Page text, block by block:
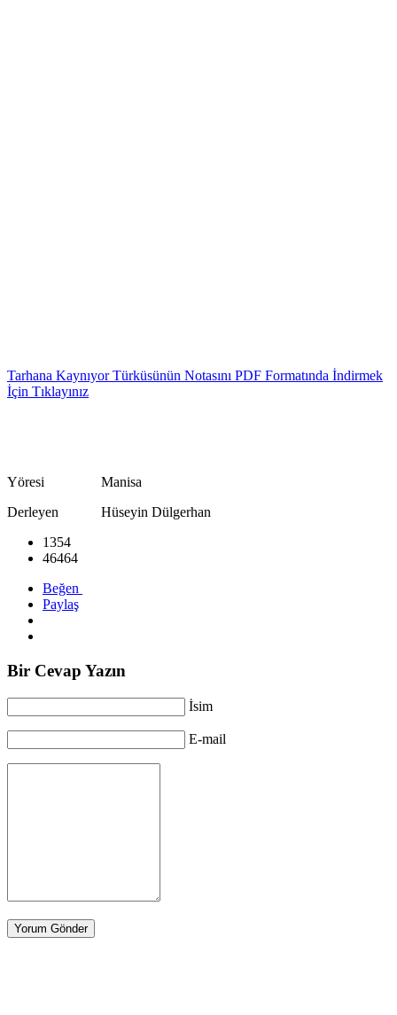
Tarhana Kaynıyor Türküsünün Notasını PDF Formatında İndirmek
İçin Tıklayınız
Yöresi Manisa
Derleyen Hüseyin Dülgerhan
1354
46464
Beğen
Paylaş
Bir Cevap Yazın
İsim
E-mail